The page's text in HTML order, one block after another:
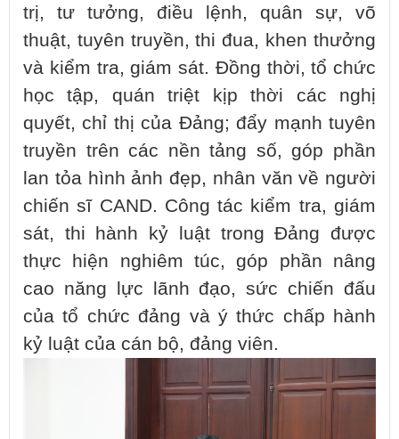
trị, tư tưởng, điều lệnh, quân sự, võ
thuật, tuyên truyền, thi đua, khen thưởng
và kiểm tra, giám sát. Đồng thời, tổ chức
học tập, quán triệt kịp thời các nghị
quyết, chỉ thị của Đảng; đẩy mạnh tuyên
truyền trên các nền tảng số, góp phần
lan tỏa hình ảnh đẹp, nhân văn về người
chiến sĩ CAND. Công tác kiểm tra, giám
sát, thi hành kỷ luật trong Đảng được
thực hiện nghiêm túc, góp phần nâng
cao năng lực lãnh đạo, sức chiến đấu
của tổ chức đảng và ý thức chấp hành
kỷ luật của cán bộ, đảng viên.